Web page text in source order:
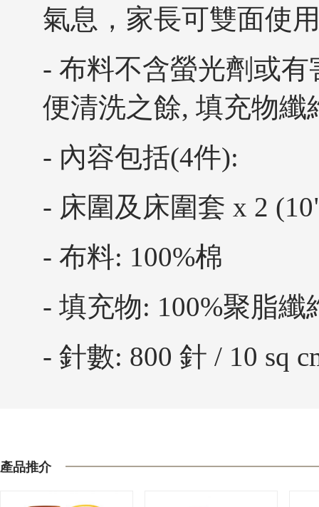
氣息，家長可雙面使
- 布料不含螢光劑或
便清洗之餘, 填充物纖
- 內容包括(4件):
- 床圍及床圍套 x 2
- 布料: 100%棉
- 填充物: 100%聚脂纖
- 針數: 800 針 / 10 sq
產品推介